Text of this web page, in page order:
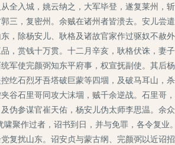
全入城，姚云纳之，大军毕登，遂复莱州，
三，复密州。余贼在诸州者皆溃去。安儿尝
除杨安儿、耿格及诸故官家作过驱奴不赦
，赏钱十万贯。十二月辛亥，耿格伏诛，妻
军使完颜弼知东平府事，权宣抚副使。其后
石烈牙吾塔破巨蒙等四堌，及破马耳山，
谷石里哥同攻大沫堌，贼千余逆战。石里
伪参谋官崔天佑，杨安儿伪太师李思温。
啸聚作过者，诏书到日，并与免罪，各令复
扰山东。诏安贞与蒙古纲、完颜弼以近诏